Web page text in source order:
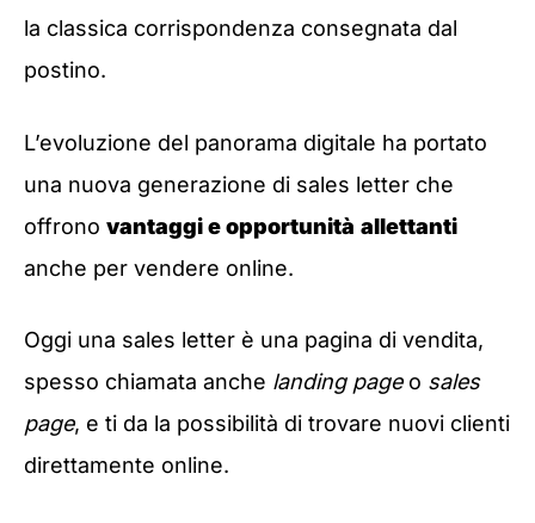
la classica corrispondenza consegnata dal
postino.
L’evoluzione del panorama digitale ha portato
una nuova generazione di sales letter che
offrono vantaggi e opportunità allettanti
anche per vendere online.
Oggi una sales letter è una pagina di vendita,
spesso chiamata anche landing page o sales
page, e ti da la possibilità di trovare nuovi clienti
direttamente online.